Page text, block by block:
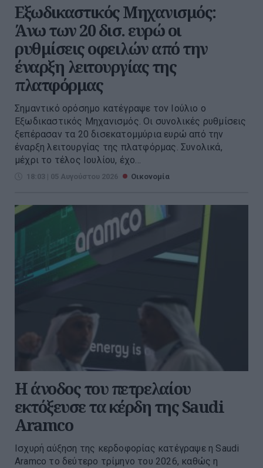
Εξωδικαστικός Μηχανισμός:
Άνω των 20 δισ. ευρώ οι
ρυθμίσεις οφειλών από την
έναρξη λειτουργίας της
πλατφόρμας
Σημαντικό ορόσημο κατέγραψε τον Ιούλιο ο
Εξωδικαστικός Μηχανισμός. Οι συνολικές ρυθμίσεις
ξεπέρασαν τα 20 δισεκατομμύρια ευρώ από την
έναρξη λειτουργίας της πλατφόρμας. Συνολικά,
μέχρι το τέλος Ιουλίου, έχο...
18:03 | 05 Αυγούστου 2026 Οικονομία
Η άνοδος του πετρελαίου
εκτόξευσε τα κέρδη της Saudi
Aramco
Ισχυρή αύξηση της κερδοφορίας κατέγραψε η Saudi
Aramco το δεύτερο τρίμηνο του 2026, καθώς η